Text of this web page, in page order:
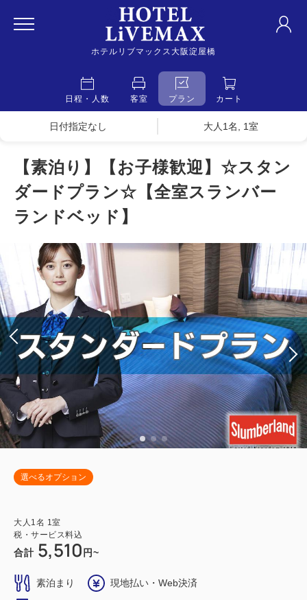
ホテルリブマックス大阪淀屋橋
日程・人数 客室 プラン カート
日付指定なし 大人1名, 1室
【素泊り】【お子様歓迎】☆スタン
ダードプラン☆【全室スランバー
ランドベッド】
選べるオプション
大人 1 名 1 室
税・サービス料込
合計 5,510 円~
素泊まり 現地払い・Web決済